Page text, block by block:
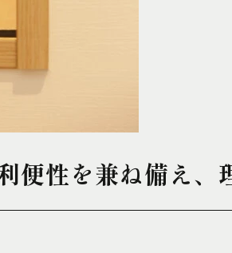
便性を兼ね備え、